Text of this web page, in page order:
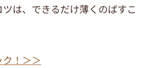
は、できるだけ薄くのばすこ
！＞＞